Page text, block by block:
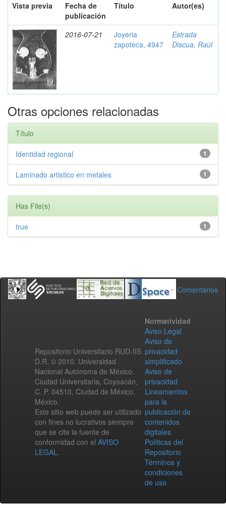
Vista previa
Fecha de
publicación
Título Autor(es)
2016-07-21
Joyeria
zapoteca, 4947
Estrada
Discua, Raúl
Otras opciones relacionadas
Título
1
Identidad regional
1
Laminado artistico en metales
Has File(s)
1
true
Comentarios
Repositorio Universitario RUD-IIS
D.R. © 2010. Universidad
Nacional Autónoma de México.
Ciudad Universitaria, Coyoacán,
C. P. 04510, Ciudad de México,
México.
Este sitio web puede ser utilizado
con fines no lucrativos siempre
que se cite la fuente de
conformidad con el AVISO
LEGAL.
Normatividad
Aviso Legal
Aviso de
privacidad
simplificado
Aviso de
privacidad
Lineamientos
para la
publicación de
contenidos
digitales
Políticas del
Repositorio
Términos y
condiciones
de uso